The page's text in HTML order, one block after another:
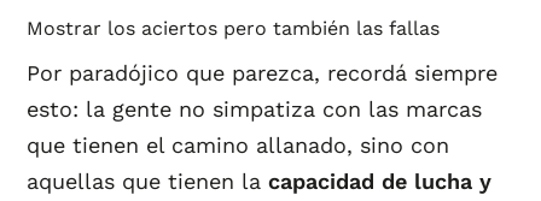
Mostrar los aciertos pero también las fallas
Por paradójico que parezca, recordá siempre
esto: la gente no simpatiza con las marcas
que tienen el camino allanado, sino con
aquellas que tienen lacapacidad de lucha y